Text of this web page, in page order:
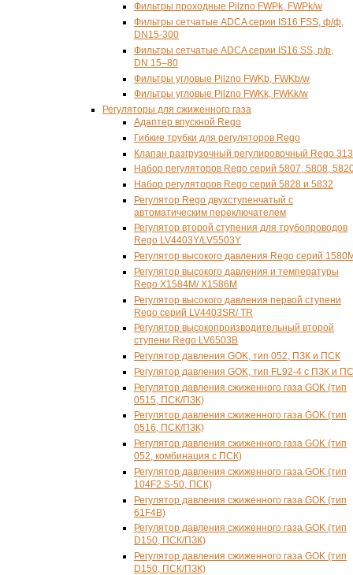
Фильтры проходные Pilzno FWPk, FWРk/w
Фильтры сетчатые ADCA серии IS16 FSS, ф/ф,
DN15-300
Фильтры сетчатые ADCA серии IS16 SS, р/р,
DN 15–80
Фильтры угловые Pilzno FWKb, FWKb/w
Фильтры угловые Pilzno FWKk, FWKk/w
Регуляторы для сжиженного газа
Адаптер впускной Rego
Гибкие трубки для регуляторов Rego
Клапан разгрузочный регулировочный Rego
Набор регуляторов Rego серий 5807, 5808,
Набор регуляторов Rego серий 5828 и 5832
Регулятор Rego двухступенчатый с
автоматическим переключателем
Регулятор второй ступения для трубопроводов
Rego LV4403Y/LV5503Y
Регулятор высокого давления Rego серий
Регулятор высокого давления и температуры
Rego X1584M/ X1586M
Регулятор высокого давления первой ступени
Rego серий LV4403SR/ TR
Регулятор высокопроизводительный второй
ступени Rego LV6503B
Регулятор давления GOK, тип 052, ПЗК и ПСК
Регулятор давления GOK, тип FL92-4 с ПЗК и
Регулятор давления сжиженного газа GOK (тип
0515, ПСК/ПЗК)
Регулятор давления сжиженного газа GOK (тип
0516, ПСК/ПЗК)
Регулятор давления сжиженного газа GOK (тип
052, комбинация с ПСК)
Регулятор давления сжиженного газа GOK (тип
104F2. S-50 , ПСК)
Регулятор давления сжиженного газа GOK (тип
61F4B)
Регулятор давления сжиженного газа GOK (тип
D150, ПСК/ПЗК)
Регулятор давления сжиженного газа GOK (тип
D150, ПСК/ПЗК)